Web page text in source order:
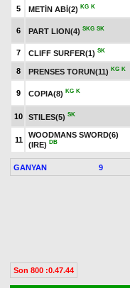
5 METİN ABİ(2) KG K
6 PART LION(4) SKG SK
7 CLIFF SURFER(1) SK
8 PRENSES TORUN(11) KG K
9 COPIA(8) KG K
10 STILES(5) SK
11
WOODMANS SWORD(6)
(IRE) DB
GANYAN 9
Son 800 :0.47.44